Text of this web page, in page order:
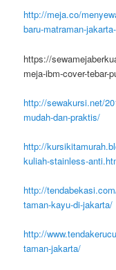
http://meja.co/
baru-matraman-
https://
meja-ibm-cover-tebar-
http://sewakursi.net/
mudah-dan-praktis/
http://
kuliah-stainless-
http://
taman-kayu-di-jakarta/
http://
taman-jakarta/